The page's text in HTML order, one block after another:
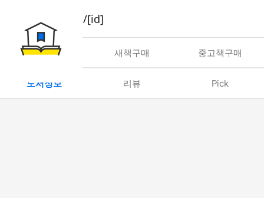
book/rent/[id]
대여 새책구매 중고책구매
도서정보 리뷰 Pick